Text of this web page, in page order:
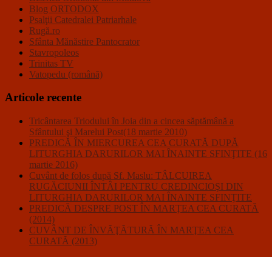
Blog ORTODOX
Psalţii Catedralei Patriarhale
Rugă.ro
Sfânta Mănăstire Pantocrator
Stavropoleos
Trinitas TV
Vatopedu (română)
Articole recente
Tricântarea Triodului în Joia din a cincea săptămână a
Sfântului şi Marelui Post(18 martie 2010)
PREDICĂ ÎN MIERCUREA CEA CURATĂ DUPĂ
LITURGHIA DARURILOR MAI ÎNAINTE SFINŢITE (16
martie 2016)
Cuvânt de folos după Sf. Maslu: TÂLCUIREA
RUGĂCIUNII ÎNTÂI PENTRU CREDINCIOŞI DIN
LITURGHIA DARURILOR MAI ÎNAINTE SFINŢITE
PREDICĂ DESPRE POST ÎN MARŢEA CEA CURATĂ
(2014)
CUVÂNT DE ÎNVĂŢĂTURĂ ÎN MARŢEA CEA
CURATĂ (2013)